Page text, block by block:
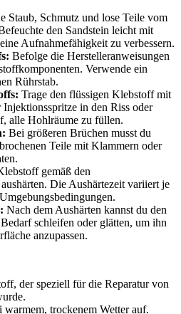
Staub, Schmutz und lose Teile vom
den Sandstein leicht mit
Aufnahmefähigkeit zu verbessern.
Befolge die Herstelleranweisungen
Verwende ein
Rührstab.
Trage den flüssigen Klebstoff mit
Injektionsspritze in den Riss oder
alle Hohlräume zu füllen.
Bei größeren Brüchen musst du
Teile mit Klammern oder
gemäß den
Die Aushärtezeit variiert je
Nach dem Aushärten kannst du den
schleifen oder glätten, um ihn
anzupassen.
der speziell für die Reparatur von
trockenem Wetter auf.